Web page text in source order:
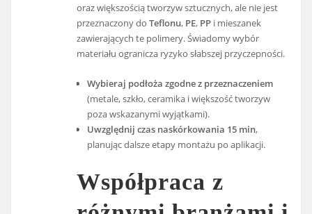
oraz większością tworzyw sztucznych, ale nie jest
przeznaczony doTeflonu, PE, PP i mieszanek
zawierających te polimery. Świadomy wybór
materiału ogranicza ryzyko słabszej przyczepności.
Wybieraj podłoża zgodne z przeznaczeniem
(metale, szkło, ceramika i większość tworzyw
poza wskazanymi wyjątkami).
Uwzględnij czas naskórkowania 15 min,
planując dalsze etapy montażu po aplikacji.
Współpraca z